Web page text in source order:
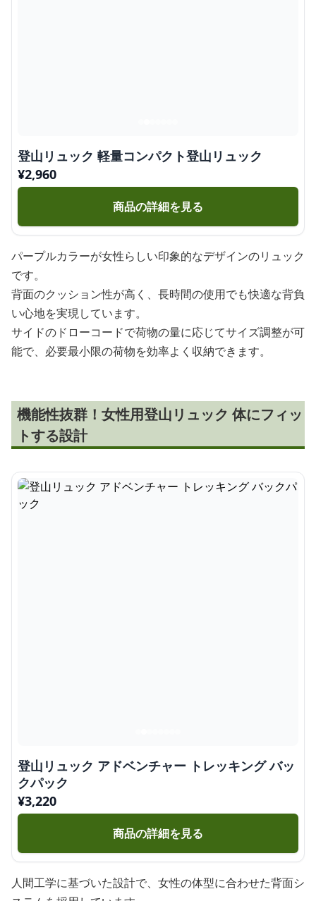
登山リュック 軽量コンパクト登山リュック
¥2,960
商品の詳細を見る
パープルカラーが女性らしい印象的なデザインのリュック
です。
背面のクッション性が高く、長時間の使用でも快適な背負
い心地を実現しています。
サイドのドローコードで荷物の量に応じてサイズ調整が可
能で、必要最小限の荷物を効率よく収納できます。
機能性抜群！女性用登山リュック 体にフィッ
トする設計
登山リュック アドベンチャー トレッキング バッ
クパック
¥3,220
商品の詳細を見る
人間工学に基づいた設計で、女性の体型に合わせた背面シ